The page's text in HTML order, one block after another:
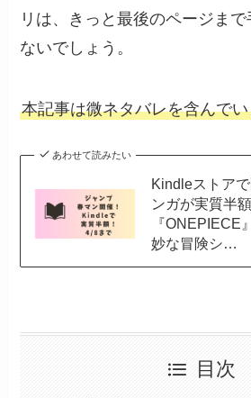
リは、きっと最後のページま
ないでしょう。
本記事は微ネタバレを含んで
あわせて読みたい
Kindleストア
ンガが実質半
『ONEPIECE
妙な冒険シ…
目次